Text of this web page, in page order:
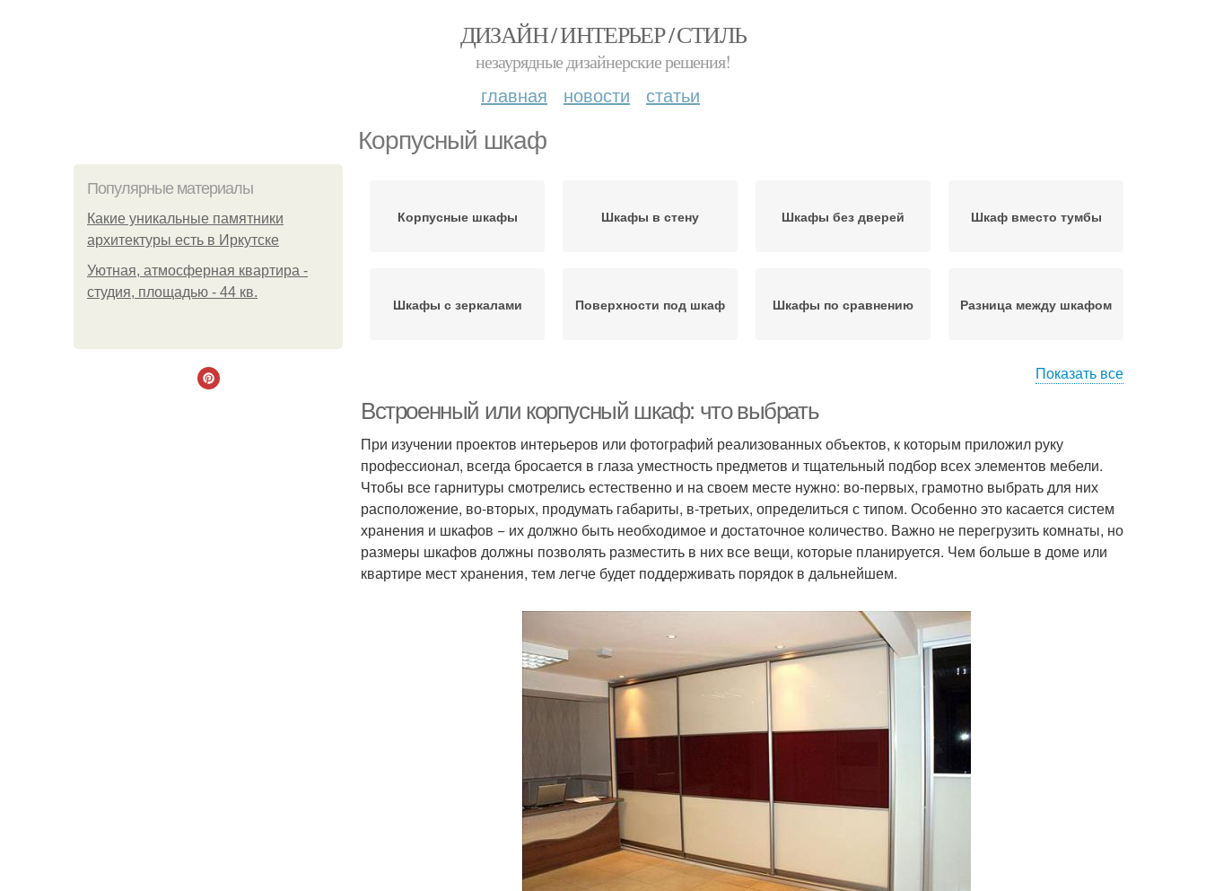
ДИЗАЙН / ИНТЕРЬЕР / СТИЛЬ
незаурядные дизайнерские решения!
главная новости статьи
Корпусный шкаф
Популярные материалы
Какие уникальные памятники
архитектуры есть в Иркутске
Уютная, атмосферная квартира -
студия, площадью - 44 кв.
Корпусные шкафы Шкафы в стену Шкафы без дверей Шкаф вместо тумбы
Шкафы с зеркалами Поверхности под шкаф Шкафы по сравнению Разница между шкафом
Показать все
Встроенный или корпусный шкаф: что выбрать
При изучении проектов интерьеров или фотографий реализованных объектов, к которым приложил руку
профессионал, всегда бросается в глаза уместность предметов и тщательный подбор всех элементов мебели.
Чтобы все гарнитуры смотрелись естественно и на своем месте нужно: во-первых, грамотно выбрать для них
расположение, во-вторых, продумать габариты, в-третьих, определиться с типом. Особенно это касается систем
хранения и шкафов − их должно быть необходимое и достаточное количество. Важно не перегрузить комнаты, но
размеры шкафов должны позволять разместить в них все вещи, которые планируется. Чем больше в доме или
квартире мест хранения, тем легче будет поддерживать порядок в дальнейшем.